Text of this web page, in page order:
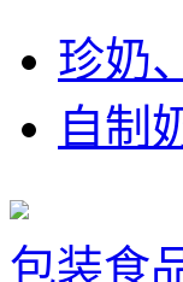
珍奶
自制
包装食